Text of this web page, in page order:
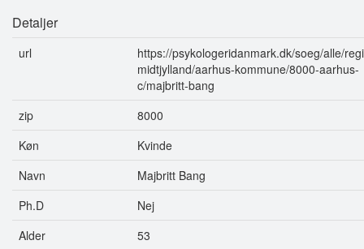
Detaljer
url
https://psykologeridanmark.dk/soeg/alle/
midtjylland/aarhus-kommune/8000-aarhus-
c/majbritt-bang
zip
8000
Køn
Kvinde
Navn
Majbritt Bang
Ph.D
Nej
Alder
53